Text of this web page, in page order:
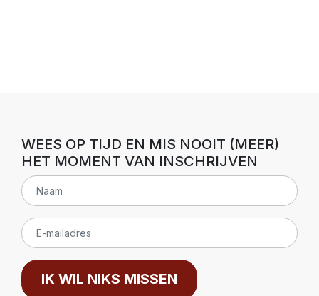
WEES OP TIJD EN MIS NOOIT (MEER)
HET MOMENT VAN INSCHRIJVEN
IK WIL NIKS MISSEN